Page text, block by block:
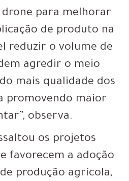
drone para melhorar
de produto na
reduzir o volume de
agredir o meio
mais qualidade dos
promovendo maior
observa.
os projetos
favorecem a adoção
produção agrícola,